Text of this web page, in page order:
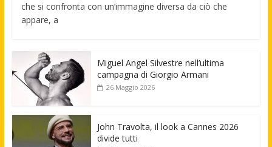
che si confronta con un’immagine diversa da ciò che
appare, a
Miguel Angel Silvestre nell’ultima
campagna di Giorgio Armani
26 Maggio 2026
John Travolta, il look a Cannes 2026
divide tutti